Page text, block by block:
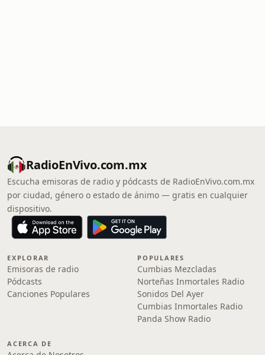
RadioEnVivo.com.mx
Escucha emisoras de radio y pódcasts de RadioEnVivo.com.mx
por ciudad, género o estado de ánimo — gratis en cualquier
dispositivo.
EXPLORAR
Emisoras de radio
Pódcasts
Canciones Populares
POPULARES
Cumbias Mezcladas
Norteñas Inmortales Radio
Sonidos Del Ayer
Cumbias Inmortales Radio
Panda Show Radio
ACERCA DE